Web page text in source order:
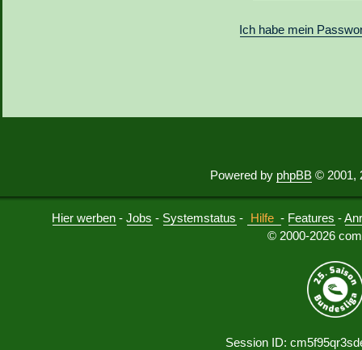
Ich habe mein
Powered by phpBB © 2001,
Hier werben -Jobs - Systemstatus - Hilfe - Features -
© 2000-2026
Session ID: